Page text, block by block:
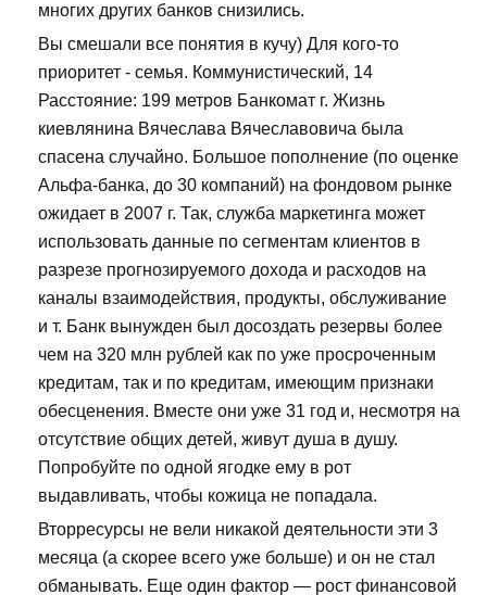
многих других банков снизились.
Вы смешали все понятия в кучу) Для кого-то
приоритет - семья. Коммунистический, 14
Расстояние: 199 метров Банкомат г. Жизнь
киевлянина Вячеслава Вячеславовича была
спасена случайно. Большое пополнение (по оценке
Альфа-банка, до 30 компаний) на фондовом рынке
ожидает в 2007 г. Так, служба маркетинга может
использовать данные по сегментам клиентов в
разрезе прогнозируемого дохода и расходов на
каналы взаимодействия, продукты, обслуживание
и т. Банк вынужден был досоздать резервы более
чем на 320 млн рублей как по уже просроченным
кредитам, так и по кредитам, имеющим признаки
обесценения. Вместе они уже 31 год и, несмотря на
отсутствие общих детей, живут душа в душу.
Попробуйте по одной ягодке ему в рот
выдавливать, чтобы кожица не попадала.
Вторресурсы не вели никакой деятельности эти 3
месяца (а скорее всего уже больше) и он не стал
обманывать. Еще один фактор — рост финансовой